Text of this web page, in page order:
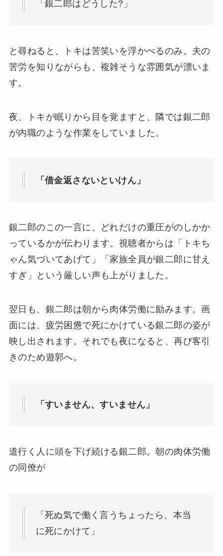
「銀二郎はどうした?」
と尋ねると、トキは苦笑いを浮かべるのみ。夫の
苦労を知りながらも、複雑そうな雰囲気が漂いま
す。
夜、トキが眠りから目を覚ますと、隣では銀二郎
が内職のような作業をしていました。
「借金返さないといけん」
銀二郎のこの一言に、どれだけの重圧がのしかか
っているかが伝わります。視聴者からは「トキち
ゃん気づいてあげて」「家族全員が銀二郎に甘え
すぎ」という厳しい声も上がりました。
翌日も、銀二郎は朝から肉体労働に励みます。画
面には、疲労困憊で死にかけている銀二郎の姿が
映し出されます。それでも夜になると、再び客引
きのため遊郭へ。
「すいません、すいません」
道行く人に頭を下げ続ける銀二郎。朝の肉体労働
の同僚が
「死ぬ気で働く言うちょったら、本当
に死にかけて」